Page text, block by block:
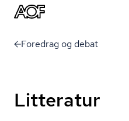
Foredrag og debat
Litteratur